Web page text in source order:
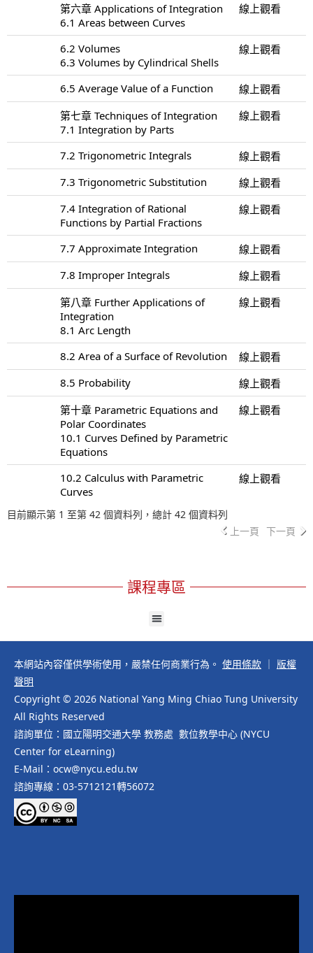
第六章 Applications of Integration
6.1 Areas between Curves
線上觀看
6.2 Volumes
6.3 Volumes by Cylindrical Shells
線上觀看
6.5 Average Value of a Function
線上觀看
第七章 Techniques of Integration
7.1 Integration by Parts
線上觀看
7.2 Trigonometric Integrals
線上觀看
7.3 Trigonometric Substitution
線上觀看
7.4 Integration of Rational
Functions by Partial Fractions
線上觀看
7.7 Approximate Integration
線上觀看
7.8 Improper Integrals
線上觀看
第八章 Further Applications of
Integration
8.1 Arc Length
線上觀看
8.2 Area of a Surface of Revolution
線上觀看
8.5 Probability
線上觀看
第十章 Parametric Equations and
Polar Coordinates
10.1 Curves Defined by Parametric
Equations
線上觀看
10.2 Calculus with Parametric
Curves
線上觀看
目前顯示第 1 至第 42 個資料列，總計 42 個資料列
上一頁 下一頁
課程專區
本網站內容僅供學術使用，嚴禁任何商業行為。 使用條款
版權
聲明
Copyright © 2026 National Yang Ming Chiao Tung University
All Rights Reserved
諮詢單位：國立陽明交通大學 教務處 數位教學中心 (NYCU
Center for eLearning)
E-Mail：ocw@nycu.edu.tw
諮詢專線：03-5712121轉56072